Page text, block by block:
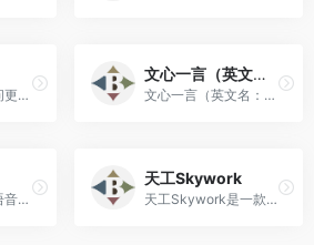
通义，由通义千问更名而来 ，是阿里云推出的语言模型 ，于2023年9月13日正式向公众开放。
文心一言（英文名：ERNIE Bot）
文心一言（英文名：ERNIE Bot）是百度全新一代知识增强大语言模型，文心大模型家族的新成员!
小艺既可以实现语音启动应用及服务，也可以实现多轮对话获取信息发布指令。
天工Skywork
天工Skywork是一款具备超强DeepResearch能力的全新AI Office智能体。